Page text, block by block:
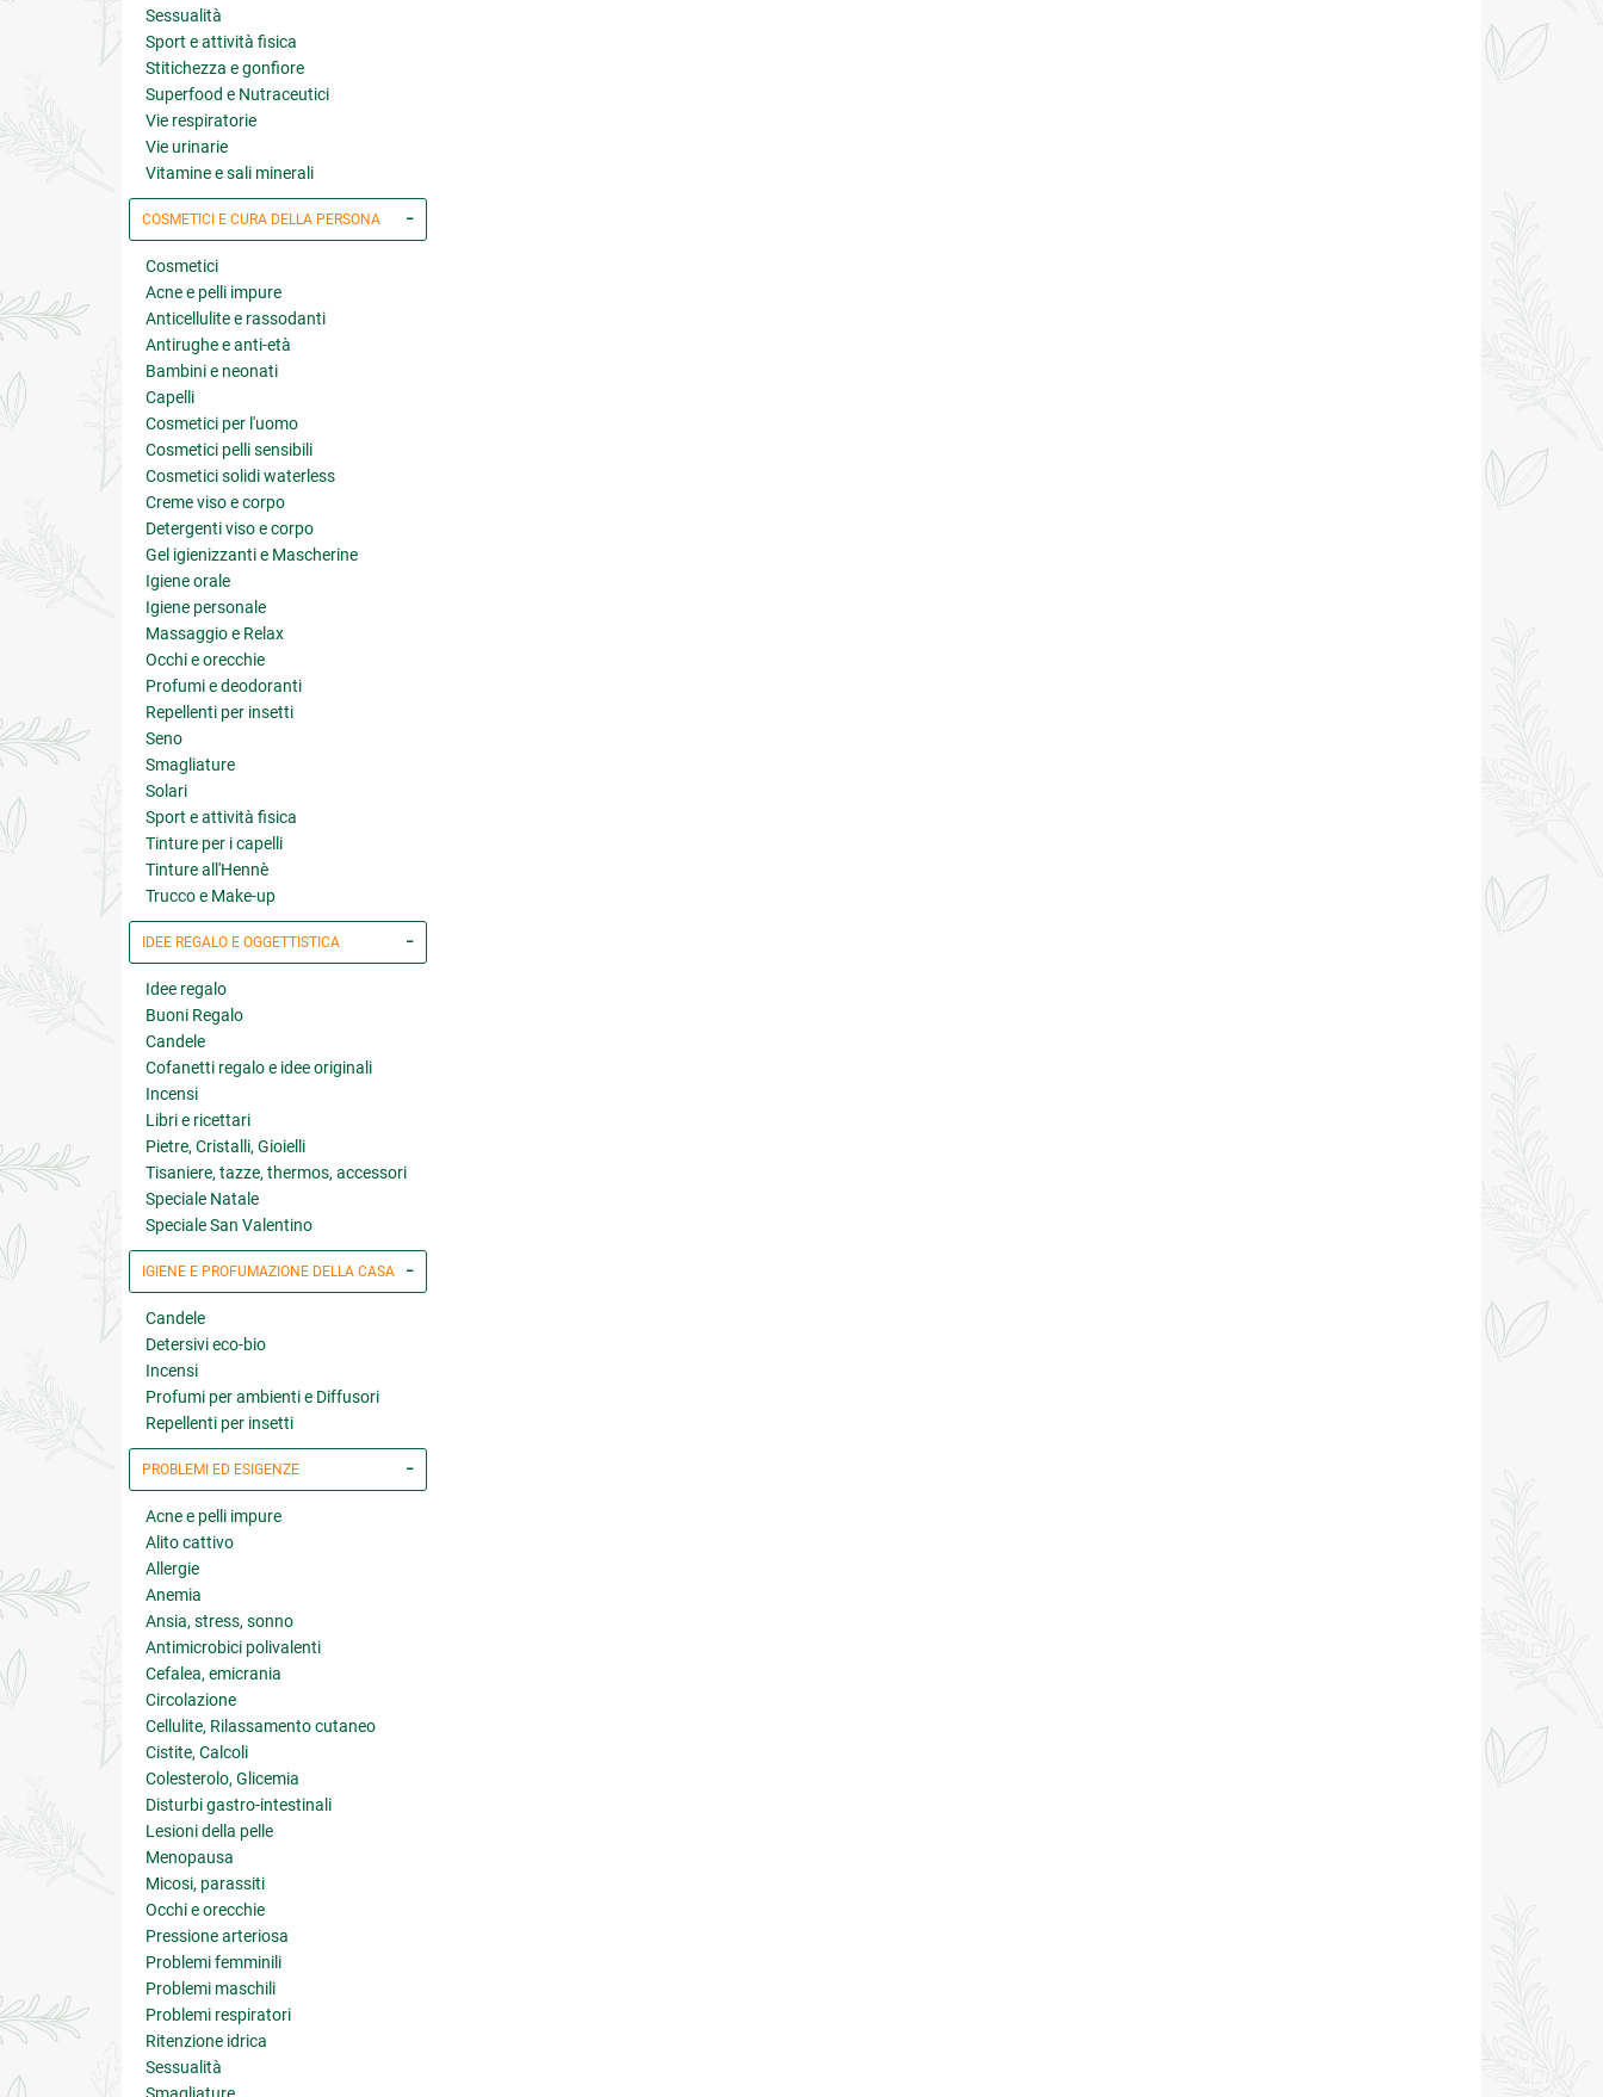
Sessualità
Sport e attività fisica
Stitichezza e gonfiore
Superfood e Nutraceutici
Vie respiratorie
Vie urinarie
Vitamine e sali minerali
COSMETICI E CURA DELLA PERSONA
Cosmetici
Acne e pelli impure
Anticellulite e rassodanti
Antirughe e anti-età
Bambini e neonati
Capelli
Cosmetici per l'uomo
Cosmetici pelli sensibili
Cosmetici solidi waterless
Creme viso e corpo
Detergenti viso e corpo
Gel igienizzanti e Mascherine
Igiene orale
Igiene personale
Massaggio e Relax
Occhi e orecchie
Profumi e deodoranti
Repellenti per insetti
Seno
Smagliature
Solari
Sport e attività fisica
Tinture per i capelli
Tinture all'Hennè
Trucco e Make-up
IDEE REGALO E OGGETTISTICA
Idee regalo
Buoni Regalo
Candele
Cofanetti regalo e idee originali
Incensi
Libri e ricettari
Pietre, Cristalli, Gioielli
Tisaniere, tazze, thermos, accessori
Speciale Natale
Speciale San Valentino
IGIENE E PROFUMAZIONE DELLA CASA
Candele
Detersivi eco-bio
Incensi
Profumi per ambienti e Diffusori
Repellenti per insetti
PROBLEMI ED ESIGENZE
Acne e pelli impure
Alito cattivo
Allergie
Anemia
Ansia, stress, sonno
Antimicrobici polivalenti
Cefalea, emicrania
Circolazione
Cellulite, Rilassamento cutaneo
Cistite, Calcoli
Colesterolo, Glicemia
Disturbi gastro-intestinali
Lesioni della pelle
Menopausa
Micosi, parassiti
Occhi e orecchie
Pressione arteriosa
Problemi femminili
Problemi maschili
Problemi respiratori
Ritenzione idrica
Sessualità